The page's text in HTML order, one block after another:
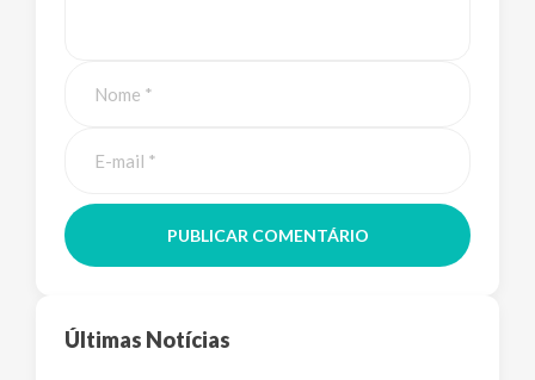
PUBLICAR COMENTÁRIO
Últimas Notícias